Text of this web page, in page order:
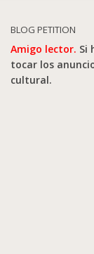
BLOG PETITION
Amigo lector. Si
tocar los
cultural.